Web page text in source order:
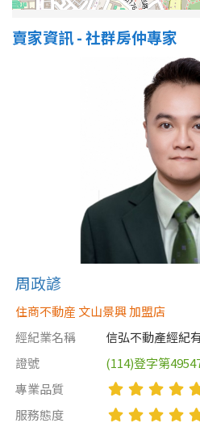
賣家資訊 - 社群房仲專家
周政諺
住商不動産 文山景興 加盟店
經紀業名稱
信弘不動產經紀
證號
(114)登字第
專業品質
服務態度